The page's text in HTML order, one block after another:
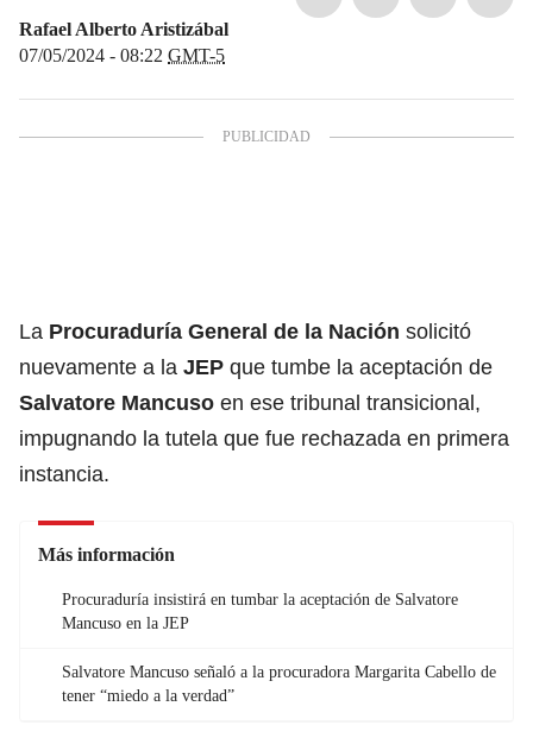
Rafael Alberto Aristizábal
07/05/2024 - 08:22 GMT-5
La Procuraduría General de la Nación solicitó
nuevamente a la JEP que tumbe la aceptación de
Salvatore Mancuso en ese tribunal transicional,
impugnando la tutela que fue rechazada en primera
instancia.
Más información
Procuraduría insistirá en tumbar la aceptación de Salvatore
Mancuso en la JEP
Salvatore Mancuso señaló a la procuradora Margarita Cabello de
tener “miedo a la verdad”